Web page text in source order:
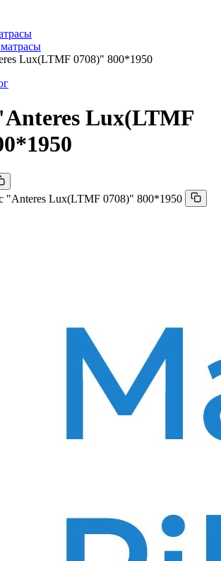
Lux(LTMF 0708)" 800*1950
Lux(LTMF
"Anteres Lux(LTMF 0708)" 800*1950